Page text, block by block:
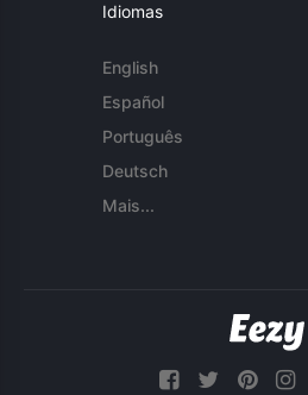
Idiomas
English
Español
Português
Deutsch
Mais...